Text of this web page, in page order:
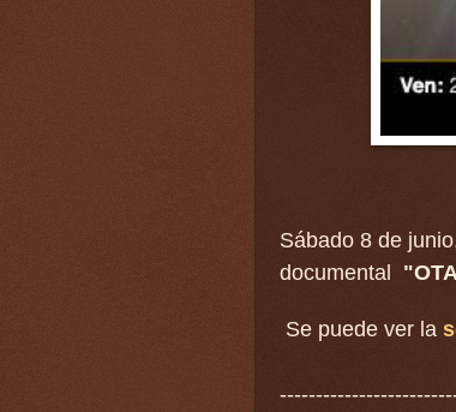
Sábado 8 de
documental
Se puede ver la